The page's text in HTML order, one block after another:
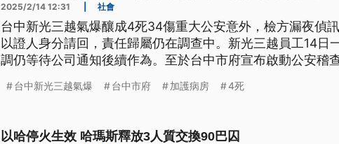
2025/2/14 12:31 社會
台中新光三越氣爆釀成4死34傷重大公安意外，檢方漏夜偵
以證人身分請回，責任歸屬仍在調查中。新光三越員工14日
調仍等待公司通知後續作為。至於台中市府宣布啟動公安稽
台中新光三越氣爆 台中市府 加護病房 4死
以哈停火生效 哈瑪斯釋放3人質交換90巴囚